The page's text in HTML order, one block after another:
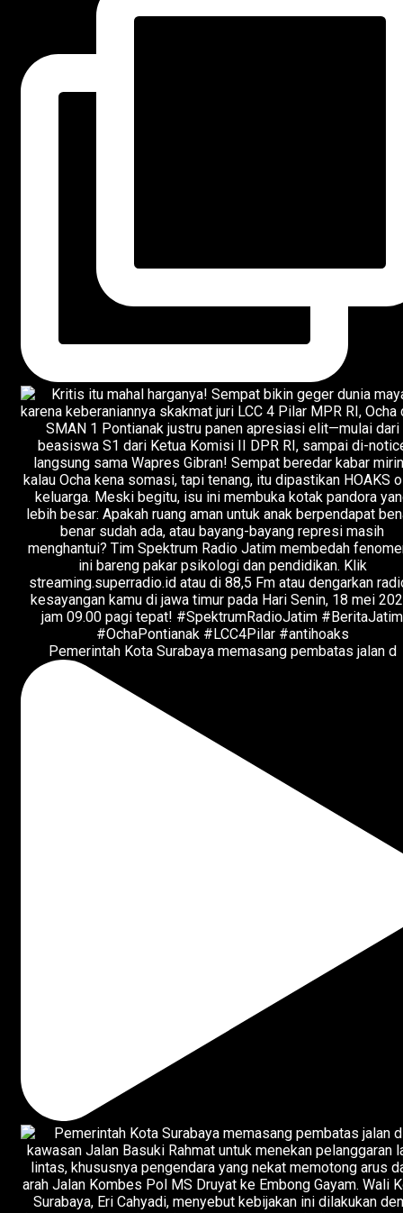
Pemerintah Kota Surabaya memasang pembatas jalan d